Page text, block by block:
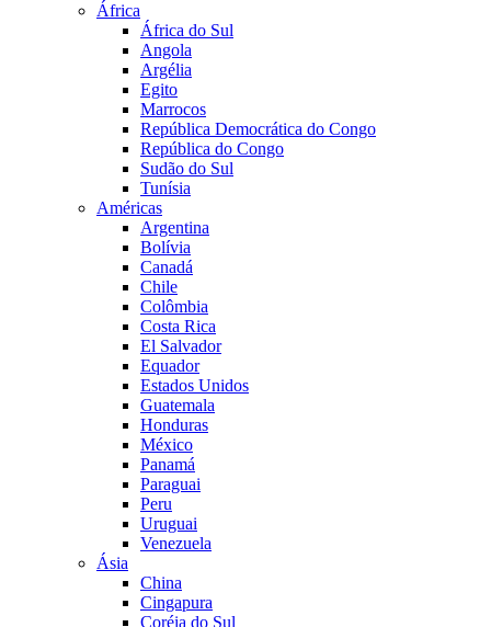
África
África do Sul
Angola
Argélia
Egito
Marrocos
República Democrática do Congo
República do Congo
Sudão do Sul
Tunísia
Américas
Argentina
Bolívia
Canadá
Chile
Colômbia
Costa Rica
El Salvador
Equador
Estados Unidos
Guatemala
Honduras
México
Panamá
Paraguai
Peru
Uruguai
Venezuela
Ásia
China
Cingapura
Coréia do Sul